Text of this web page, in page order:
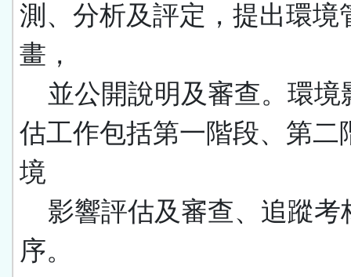
測、分析及評定，提出環境
畫，
並公開說明及審查。環境
估工作包括第一階段、第二
境
影響評估及審查、追蹤考
序。